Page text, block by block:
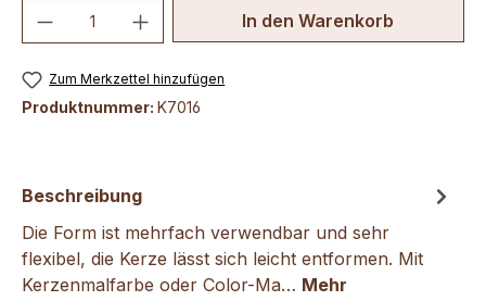
Produkt Anzahl: Gib denIn den Warenkorb
Zum Merkzettel hinzufügen
Produktnummer: K7016
Beschreibung
Die Form ist mehrfach verwendbar und sehr
flexibel, die Kerze lässt sich leicht entformen. Mit
Kerzenmalfarbe oder Color-Ma… Mehr